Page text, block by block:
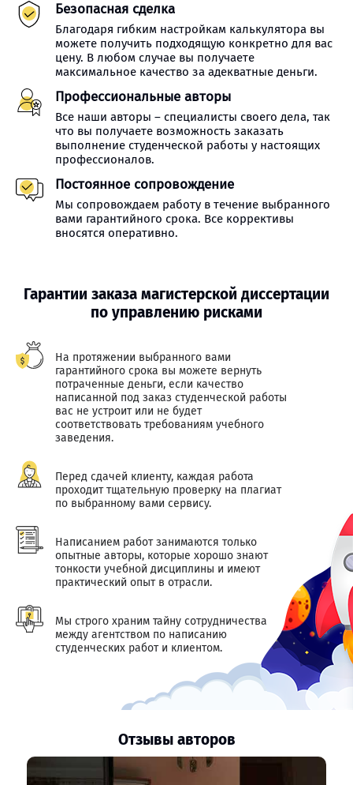
Безопасная сделка
Благодаря гибким настройкам калькулятора вы
можете получить подходящую конкретно для вас
цену. В любом случае вы получаете
максимальное качество за адекватные деньги.
Профессиональные авторы
Все наши авторы – специалисты своего дела, так
что вы получаете возможность заказать
выполнение студенческой работы у настоящих
профессионалов.
Постоянное сопровождение
Мы сопровождаем работу в течение выбранного
вами гарантийного срока. Все коррективы
вносятся оперативно.
Гарантии заказа магистерской диссертации
по управлению рисками
На протяжении выбранного вами
гарантийного срока вы можете вернуть
потраченные деньги, если качество
написанной под заказ студенческой работы
вас не устроит или не будет
соответствовать требованиям учебного
заведения.
Перед сдачей клиенту, каждая работа
проходит тщательную проверку на плагиат
по выбранному вами сервису.
Написанием работ занимаются только
опытные авторы, которые хорошо знают
тонкости учебной дисциплины и имеют
практический опыт в отрасли.
Мы строго храним тайну сотрудничества
между агентством по написанию
студенческих работ и клиентом.
Отзывы авторов